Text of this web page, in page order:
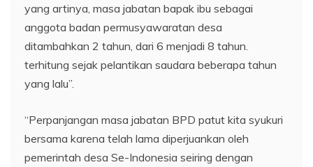
yang artinya, masa jabatan bapak ibu sebagai
anggota badan permusyawaratan desa
ditambahkan 2 tahun, dari 6 menjadi 8 tahun.
terhitung sejak pelantikan saudara beberapa tahun
yang lalu”.
“Perpanjangan masa jabatan BPD patut kita syukuri
bersama karena telah lama diperjuankan oleh
pemerintah desa Se-Indonesia seiring dengan